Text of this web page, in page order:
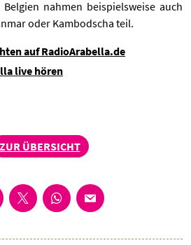
nahmen beispielsweise auch
oder Kambodscha teil.
auf RadioArabella.de
live hören
ZUR ÜBERSICHT